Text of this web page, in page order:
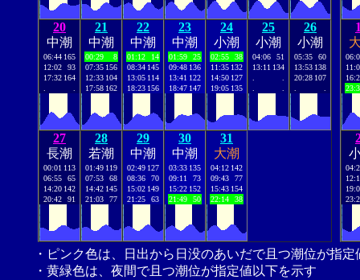
20
中潮
06:44 165
12:02
93
17:32 164
21
中潮
00:29
8
07:35 156
12:33 104
17:58 162
22
中潮
01:12
14
08:34 145
13:05 114
18:23 156
23
中潮
01:59
25
09:48 136
13:41 122
18:47 147
24
小潮
02:55
38
11:35 132
14:50 127
19:05 135
25
小潮
04:06
51
13:11 134
26
小潮
05:35
60
13:53 138
20:28 107
27
長潮
00:01 113
06:55
65
14:20 142
20:42
91
28
若潮
01:49 119
07:53
68
14:42 145
21:03
77
29
中潮
02:49 127
08:36
70
15:02 149
21:25
63
30
中潮
03:33 135
09:11
73
15:22 152
21:49
50
31
大潮
04:12 142
09:43
77
15:43 154
22:14
38
・ピンク色は、日出から日没のあいだで且つ潮位が指
・黄緑色は、夜間で且つ潮位が指定値以下を示す